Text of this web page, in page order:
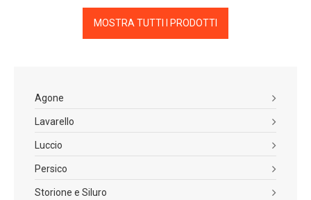
MOSTRA TUTTI I PRODOTTI
Agone
Lavarello
Luccio
Persico
Storione e Siluro